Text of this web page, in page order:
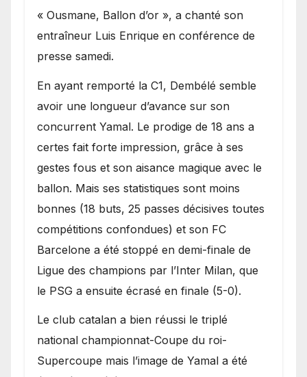
« Ousmane, Ballon d’or », a chanté son
entraîneur Luis Enrique en conférence de
presse samedi.
En ayant remporté la C1, Dembélé semble
avoir une longueur d’avance sur son
concurrent Yamal. Le prodige de 18 ans a
certes fait forte impression, grâce à ses
gestes fous et son aisance magique avec le
ballon. Mais ses statistiques sont moins
bonnes (18 buts, 25 passes décisives toutes
compétitions confondues) et son FC
Barcelone a été stoppé en demi-finale de
Ligue des champions par l’Inter Milan, que
le PSG a ensuite écrasé en finale (5-0).
Le club catalan a bien réussi le triplé
national championnat-Coupe du roi-
Supercoupe mais l’image de Yamal a été